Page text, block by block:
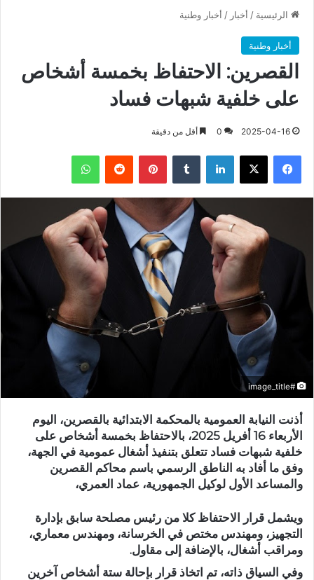
الرئيسية / أخبار / أخبار وطنية
أخبار وطنية
القصرين: الاحتفاظ بخمسة أشخاص
على خلفية شبهات فساد
2025-04-16
0 أقل من دقيقة
فيسبوك X لينكدإن بينتيريست واتساب
#image_title
أذنت النيابة العمومية بالمحكمة الابتدائية بالقصرين، اليوم
الأربعاء 16 أفريل 2025، بالاحتفاظ بخمسة أشخاص على
خلفية شبهات فساد تتعلق بتنفيذ أشغال عمومية في الجهة،
وفق ما أفاد به الناطق الرسمي باسم محاكم القصرين
والمساعد الأول لوكيل الجمهورية، عماد العمري،
ويشمل قرار الاحتفاظ كلا من رئيس مصلحة سابق بإدارة
التجهيز، ومهندس مختص في الخرسانة، ومهندس معماري،
ومراقب أشغال، بالإضافة إلى مقاول.
وفي السياق ذاته، تم اتخاذ قرار بإحالة ستة أشخاص آخرين